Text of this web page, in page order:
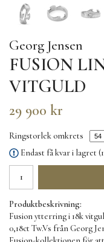
Georg Jensen
FUSION
VITGULD
29 900 kr
Ringstorlek omkrets
Endast få kvar i lagret
Produktbeskrivning:
Fusion ytterring i 18k
0,18ct Tw.Vs från Georg